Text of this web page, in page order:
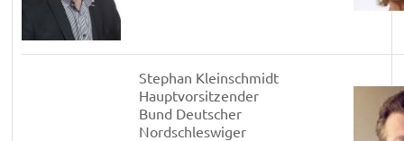
Stephan Kleinschmidt
Hauptvorsitzender
Bund Deutscher
Nordschleswiger